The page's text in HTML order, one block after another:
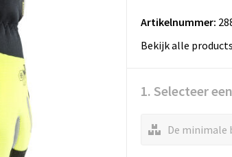
Artikelnummer:
Bekijk alle
1. Selecteer
De minimale